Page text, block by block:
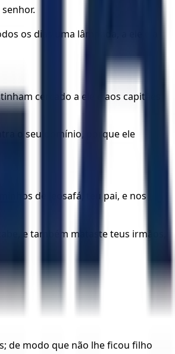
os dias uma lâmpada, a ele e a
cercado a ele e aos capitães
o seu domínio, porque ele
de Jeosafá, teu pai, e nos
e também mataste teus irmãos,
de modo que não lhe ficou filho